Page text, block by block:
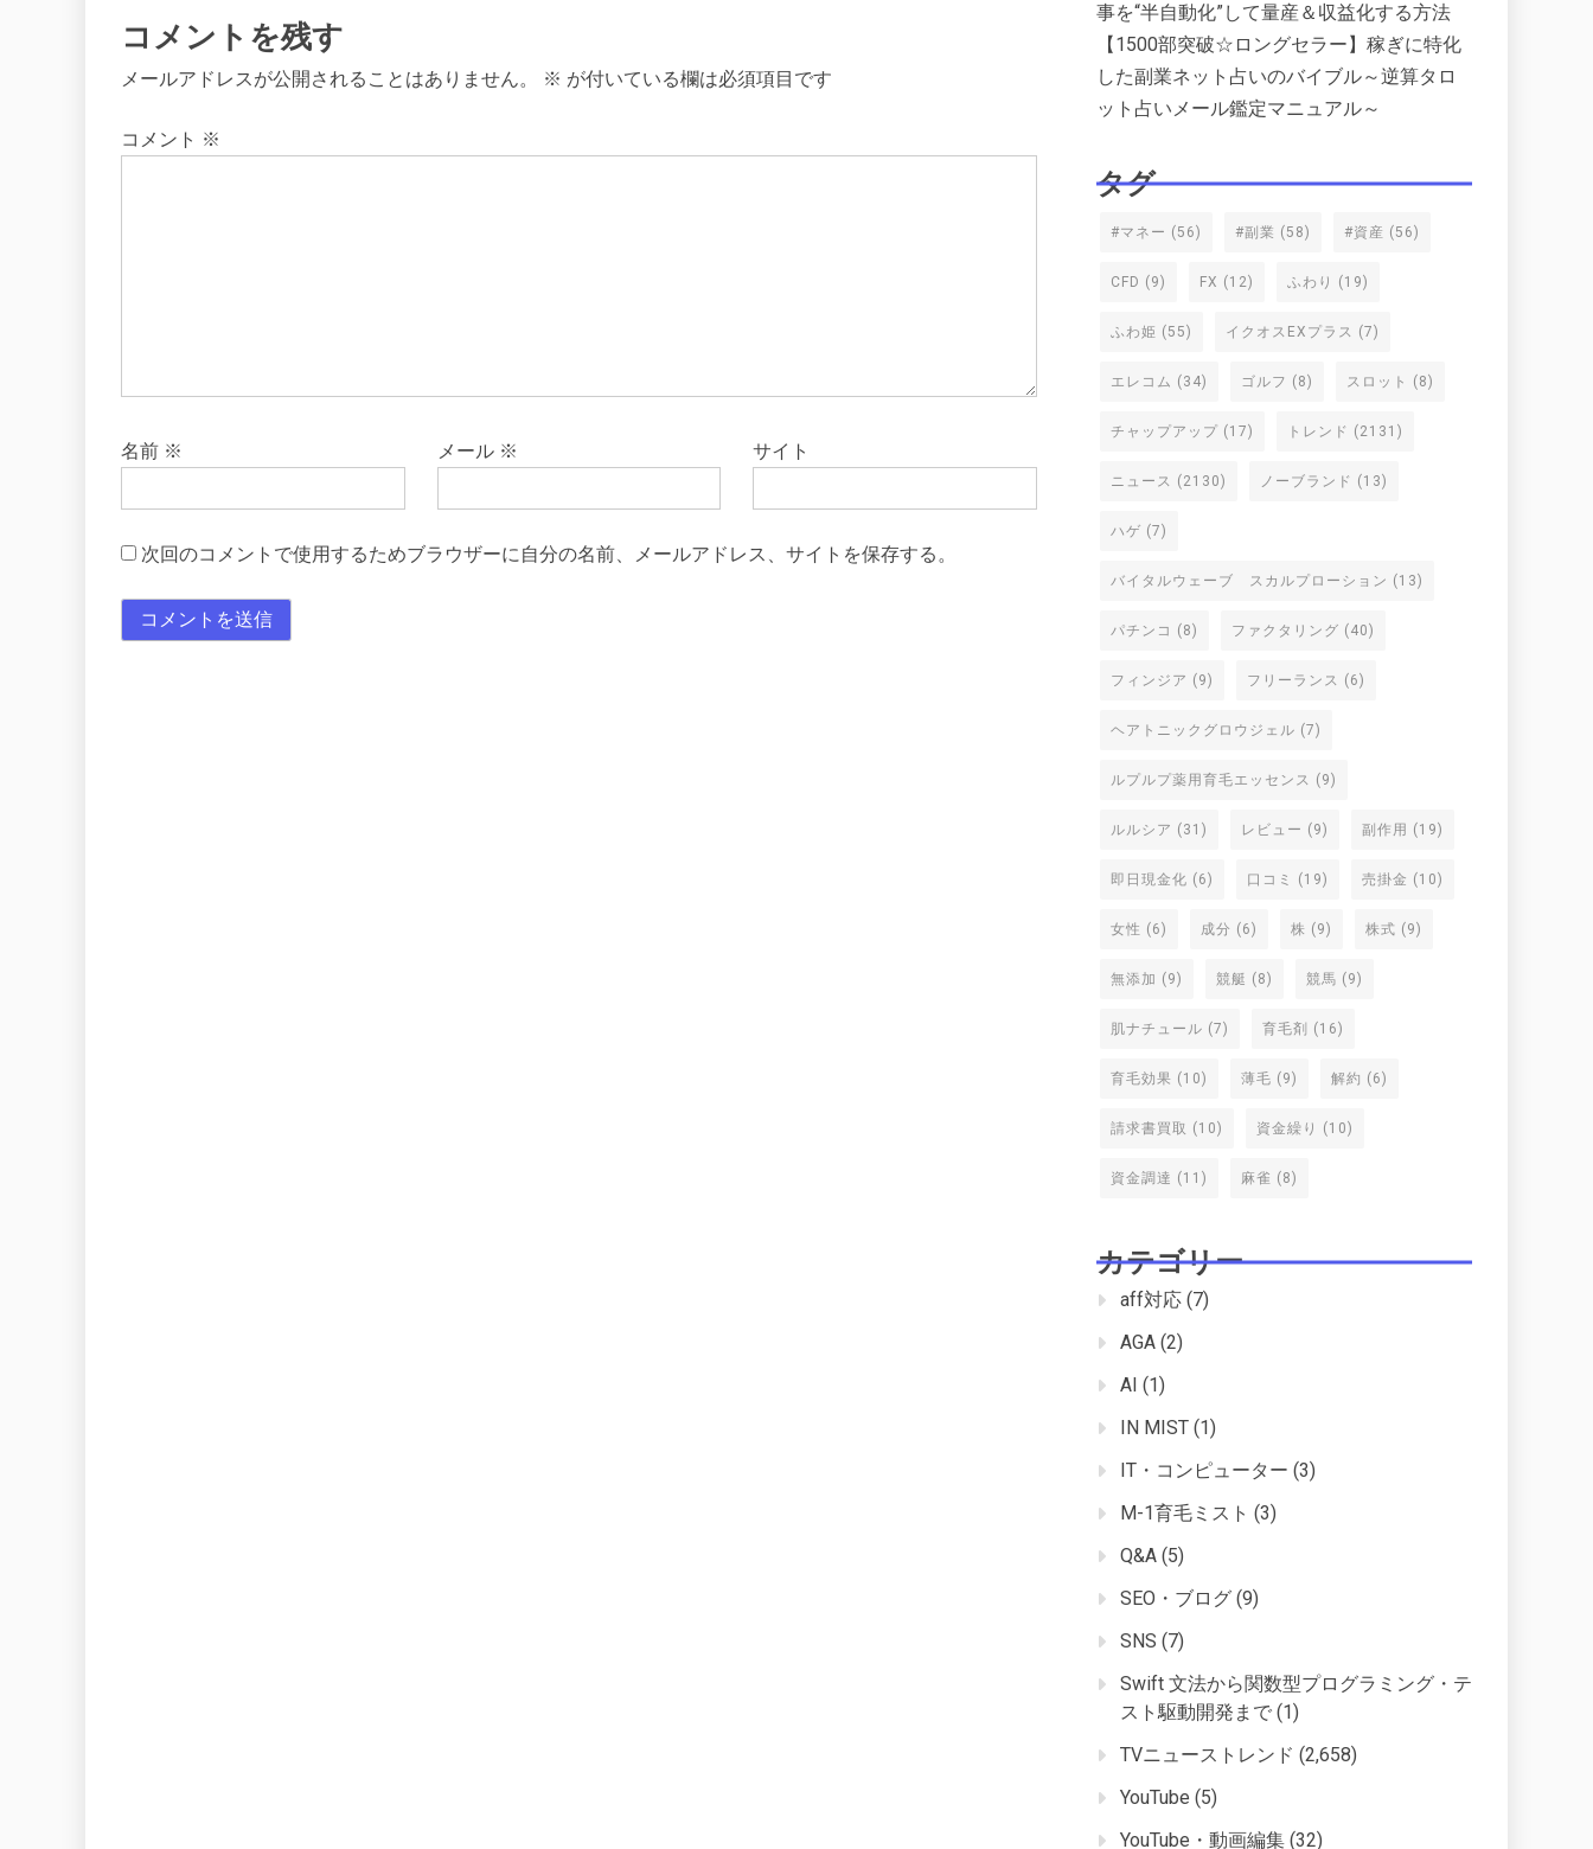
コメントを残す
メールアドレスが公開されることはありません。 ※ が付いている欄は必須項目です
コメント ※
名前 ※ メール ※ サイト
次回のコメントで使用するためブラウザーに自分の名前、メールアドレス、サイトを保存する。
事を“半自動化”して量産＆収益化する方法
【1500部突破☆ロングセラー】稼ぎに特化
した副業ネット占いのバイブル～逆算タロ
ット占いメール鑑定マニュアル～
タグ
#マネー (56) #副業 (58) #資産 (56)
CFD (9) FX (12) ふわり (19)
ふわ姫 (55) イクオスEXプラス (7)
エレコム (34) ゴルフ (8) スロット (8)
チャップアップ (17) トレンド (2131)
ニュース (2130) ノーブランド (13)
ハゲ (7)
バイタルウェーブ スカルプローション (13)
パチンコ (8) ファクタリング (40)
フィンジア (9) フリーランス (6)
ヘアトニックグロウジェル (7)
ルプルプ薬用育毛エッセンス (9)
ルルシア (31) レビュー (9) 副作用 (19)
即日現金化 (6) 口コミ (19) 売掛金 (10)
女性 (6) 成分 (6) 株 (9) 株式 (9)
無添加 (9) 競艇 (8) 競馬 (9)
肌ナチュール (7) 育毛剤 (16)
育毛効果 (10) 薄毛 (9) 解約 (6)
請求書買取 (10) 資金繰り (10)
資金調達 (11) 麻雀 (8)
カテゴリー
aff対応 (7)
AGA (2)
AI (1)
IN MIST (1)
IT・コンピューター (3)
M-1育毛ミスト (3)
Q&A (5)
SEO・ブログ (9)
SNS (7)
Swift 文法から関数型プログラミング・テ
スト駆動開発まで (1)
TVニューストレンド (2,658)
YouTube (5)
YouTube・動画編集 (32)